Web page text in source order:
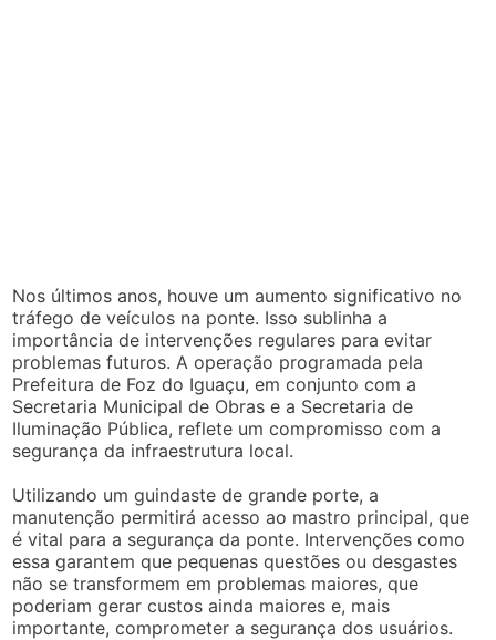
Nos últimos anos, houve um aumento significativo no
tráfego de veículos na ponte. Isso sublinha a
importância de intervenções regulares para evitar
problemas futuros. A operação programada pela
Prefeitura de Foz do Iguaçu, em conjunto com a
Secretaria Municipal de Obras e a Secretaria de
Iluminação Pública, reflete um compromisso com a
segurança da infraestrutura local.
Utilizando um guindaste de grande porte, a
manutenção permitirá acesso ao mastro principal, que
é vital para a segurança da ponte. Intervenções como
essa garantem que pequenas questões ou desgastes
não se transformem em problemas maiores, que
poderiam gerar custos ainda maiores e, mais
importante, comprometer a segurança dos usuários.